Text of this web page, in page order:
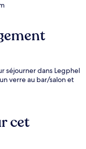
séjourner dans Legphel
verre au bar/salon et
cet